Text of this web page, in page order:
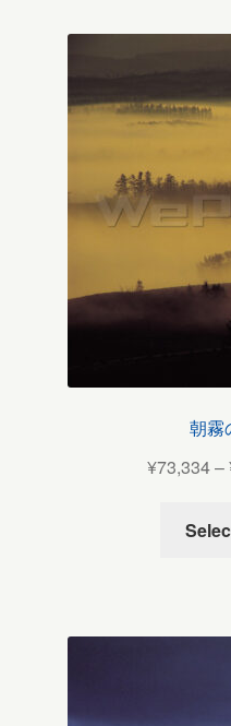
オリジナルプリントとは
朝霧
¥73,334–